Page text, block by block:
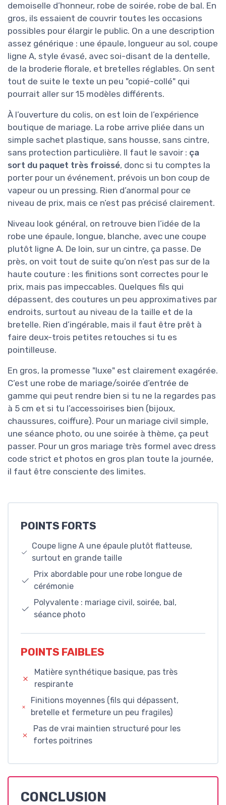
demoiselle d’honneur, robe de soirée, robe de bal. En
gros, ils essaient de couvrir toutes les occasions
possibles pour élargir le public. On a une description
assez générique : une épaule, longueur au sol, coupe
ligne A, style évasé, avec soi-disant de la dentelle,
de la broderie florale, et bretelles réglables. On sent
tout de suite le texte un peu "copié-collé" qui
pourrait aller sur 15 modèles différents.
À l’ouverture du colis, on est loin de l’expérience
boutique de mariage. La robe arrive pliée dans un
simple sachet plastique, sans housse, sans cintre,
sans protection particulière. Il faut le savoir : ça
sort du paquet très froissé, donc si tu comptes la
porter pour un événement, prévois un bon coup de
vapeur ou un pressing. Rien d’anormal pour ce
niveau de prix, mais ce n’est pas précisé clairement.
Niveau look général, on retrouve bien l’idée de la
robe une épaule, longue, blanche, avec une coupe
plutôt ligne A. De loin, sur un cintre, ça passe. De
près, on voit tout de suite qu’on n’est pas sur de la
haute couture : les finitions sont correctes pour le
prix, mais pas impeccables. Quelques fils qui
dépassent, des coutures un peu approximatives par
endroits, surtout au niveau de la taille et de la
bretelle. Rien d’ingérable, mais il faut être prêt à
faire deux-trois petites retouches si tu es
pointilleuse.
En gros, la promesse "luxe" est clairement exagérée.
C’est une robe de mariage/soirée d’entrée de
gamme qui peut rendre bien si tu ne la regardes pas
à 5 cm et si tu l’accessoirises bien (bijoux,
chaussures, coiffure). Pour un mariage civil simple,
une séance photo, ou une soirée à thème, ça peut
passer. Pour un gros mariage très formel avec dress
code strict et photos en gros plan toute la journée,
il faut être consciente des limites.
POINTS FORTS
Coupe ligne A une épaule plutôt flatteuse,
surtout en grande taille
Prix abordable pour une robe longue de
cérémonie
Polyvalente : mariage civil, soirée, bal,
séance photo
POINTS FAIBLES
Matière synthétique basique, pas très
respirante
Finitions moyennes (fils qui dépassent,
bretelle et fermeture un peu fragiles)
Pas de vrai maintien structuré pour les
fortes poitrines
CONCLUSION